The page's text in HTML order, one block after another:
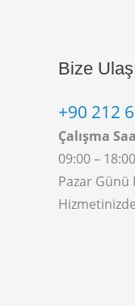
Bize
+90 212
Çalışma
09:00 – 18:00
Pazar Günü